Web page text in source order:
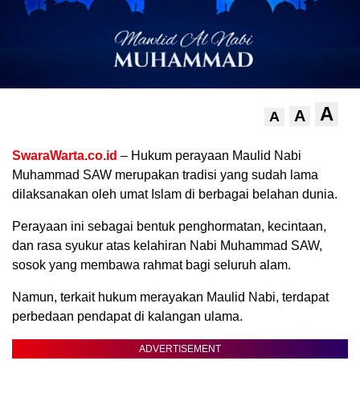
A A A
SwaraWarta.co.id – Hukum perayaan Maulid Nabi
Muhammad SAW merupakan tradisi yang sudah lama
dilaksanakan oleh umat Islam di berbagai belahan dunia.
Perayaan ini sebagai bentuk penghormatan, kecintaan,
dan rasa syukur atas kelahiran Nabi Muhammad SAW,
sosok yang membawa rahmat bagi seluruh alam.
Namun, terkait hukum merayakan Maulid Nabi, terdapat
perbedaan pendapat di kalangan ulama.
ADVERTISEMENT